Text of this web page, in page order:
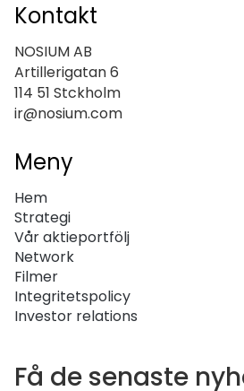
Kontakt
NOSIUM AB
Artillerigatan 6
114 51 Stckholm
ir@nosium.com
Meny
Hem
Strategi
Vår aktieportfölj
Network
Filmer
Integritetspolicy
Investor relations
Få de senaste